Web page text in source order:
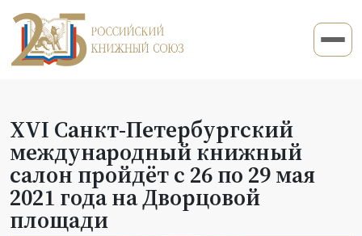
XVI Санкт-Петербургский
международный книжный
салон пройдёт с 26 по 29 мая
2021 года на Дворцовой
площади